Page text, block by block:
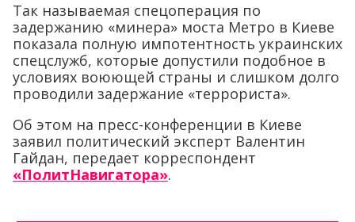
Так называемая спецоперация по
задержанию «минера» моста Метро в Киеве
показала полную импотентность украинских
спецслужб, которые допустили подобное в
условиях воюющей страны и слишком долго
проводили задержание «террориста».
Об этом на пресс-конференции в Киеве
заявил политический эксперт Валентин
Гайдан, передает корреспондент
«ПолитНавигатора».